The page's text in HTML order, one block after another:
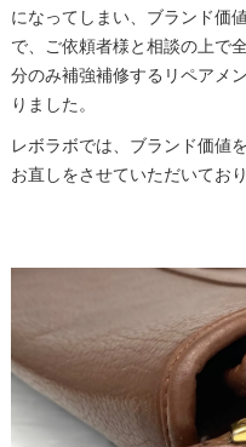
になってしまい、ブランド価
で、ご依頼者様と相談の上で
分のみ補強補修するリペアメ
りました。
レボラボでは、ブランド価値
お直しをさせていただいており